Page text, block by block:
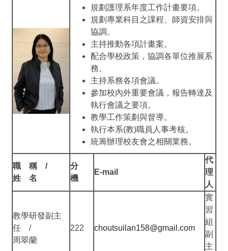
規劃護理系年度工作計畫要項。
規劃專業科目之課程、師資安排與
協調。
主持推動各項計畫案。
配合學校政策，協調各單位推展系
務。
主持系務各項會議。
參加校內外重要會議，報告轉達及
執行會議之要項。
教學工作策劃與督導。
執行本系(教)職員人事考核。
統籌辦理校友會之相關業務。
職 稱 /
姓 名
分
機
E-mail
代
理
人
教學研發副主
任 /
周翠蘭
222 choutsuilan158@gmail.com
實
習
組
副
主